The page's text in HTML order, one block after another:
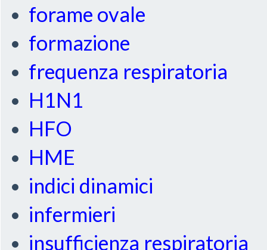
forame ovale
formazione
frequenza respiratoria
H1N1
HFO
HME
indici dinamici
infermieri
insufficienza respiratoria